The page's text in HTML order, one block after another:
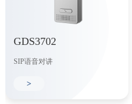
GDS3702
SIP语音对讲
>